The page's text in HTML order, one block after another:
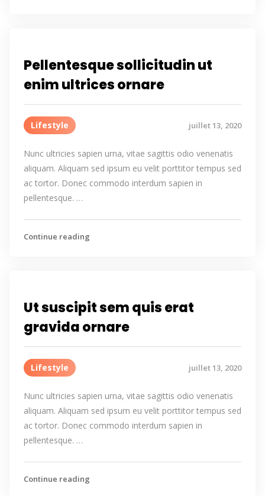
Pellentesque sollicitudin ut
enim ultrices ornare
Lifestyle juillet 13, 2020
Nunc ultricies sapien urna, vitae sagittis odio venenatis
aliquam. Aliquam sed ipsum eu velit porttitor tempus sed
ac tortor. Donec commodo interdum sapien in
pellentesque. …
Continue reading
Ut suscipit sem quis erat
gravida ornare
Lifestyle juillet 13, 2020
Nunc ultricies sapien urna, vitae sagittis odio venenatis
aliquam. Aliquam sed ipsum eu velit porttitor tempus sed
ac tortor. Donec commodo interdum sapien in
pellentesque. …
Continue reading